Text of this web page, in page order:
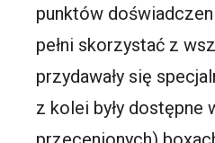
punktów
pełni skorzystać z
przydawały się
z kolei były dostępne